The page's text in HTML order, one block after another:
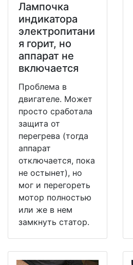
Лампочка
индикатора
электропитани
я горит, но
аппарат не
включается
Проблема в
двигателе. Может
просто сработала
защита от
перегрева (тогда
аппарат
отключается, пока
не остынет), но
мог и перегореть
мотор полностью
или же в нем
замкнуть статор.